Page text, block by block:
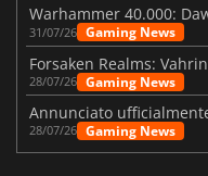
31/07/26 Gaming News
28/07/26 Gaming News
28/07/26 Gaming News